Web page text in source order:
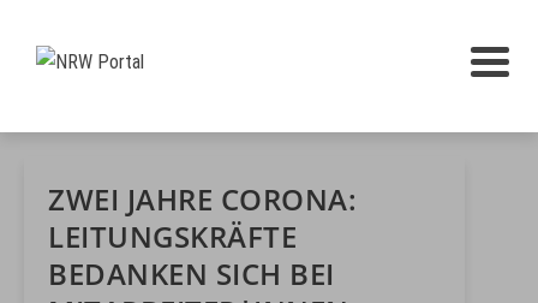
ZWEI JAHRE CORONA:
LEITUNGSKRÄFTE
BEDANKEN SICH BEI